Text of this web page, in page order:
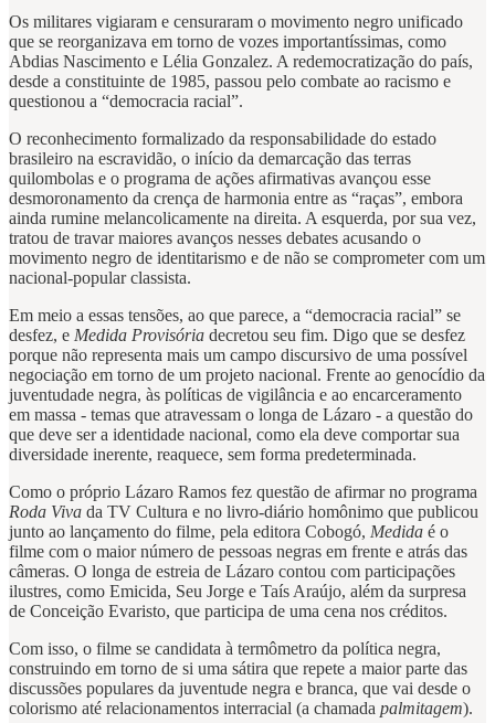
Os militares vigiaram e censuraram o movimento negro unificado
que se reorganizava em torno de vozes importantíssimas, como
Abdias Nascimento e Lélia Gonzalez. A redemocratização do país,
desde a constituinte de 1985, passou pelo combate ao racismo e
questionou a “democracia racial”.
O reconhecimento formalizado da responsabilidade do estado
brasileiro na escravidão, o início da demarcação das terras
quilombolas e o programa de ações afirmativas avançou esse
desmoronamento da crença de harmonia entre as “raças”, embora
ainda rumine melancolicamente na direita. A esquerda, por sua vez,
tratou de travar maiores avanços nesses debates acusando o
movimento negro de identitarismo e de não se comprometer com um
nacional-popular classista.
Em meio a essas tensões, ao que parece, a “democracia racial” se
desfez, e Medida Provisória decretou seu fim. Digo que se desfez
porque não representa mais um campo discursivo de uma possível
negociação em torno de um projeto nacional. Frente ao genocídio da
juventudade negra, às políticas de vigilância e ao encarceramento
em massa - temas que atravessam o longa de Lázaro - a questão do
que deve ser a identidade nacional, como ela deve comportar sua
diversidade inerente, reaquece, sem forma predeterminada.
Como o próprio Lázaro Ramos fez questão de afirmar no programa
Roda Viva da TV Cultura e no livro-diário homônimo que publicou
junto ao lançamento do filme, pela editora Cobogó, Medida é o
filme com o maior número de pessoas negras em frente e atrás das
câmeras. O longa de estreia de Lázaro contou com participações
ilustres, como Emicida, Seu Jorge e Taís Araújo, além da surpresa
de Conceição Evaristo, que participa de uma cena nos créditos.
Com isso, o filme se candidata à termômetro da política negra,
construindo em torno de si uma sátira que repete a maior parte das
discussões populares da juventude negra e branca, que vai desde o
colorismo até relacionamentos interracial (a chamada palmitagem).